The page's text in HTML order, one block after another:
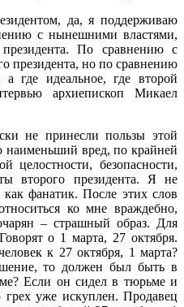
да, я поддерживаю
с нынешними властями,
По сравнению с
президента, но по сравнению
где идеальное, где второй
архиепископ Микаел
не принесли пользы этой
наименьший вред, по крайней
целостности, безопасности,
второго президента. Я не
фанатик. После этих слов
ко мне враждебно,
– страшный образ. Для
о 1 марта, 27 октября.
к 27 октября, 1 марта?
то должен был быть в
Если он сидел в тюрьме и
уже искуплен. Продавец